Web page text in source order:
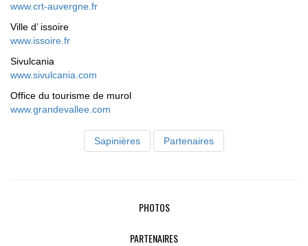
www.crt-auvergne.fr
Ville d’ issoire
www.issoire.fr
Sivulcania
www.sivulcania.com
Office du tourisme de murol
www.grandevallee.com
Sapinières Partenaires
PHOTOS
PARTENAIRES